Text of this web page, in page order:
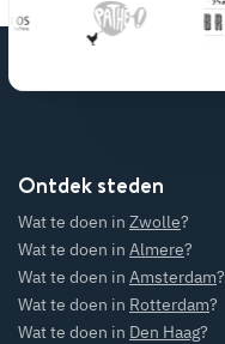
Ontdek steden
Wat te doen in Zwolle?
Wat te doen in Almere?
Wat te doen in Amsterdam?
Wat te doen in Rotterdam?
Wat te doen in Den Haag?